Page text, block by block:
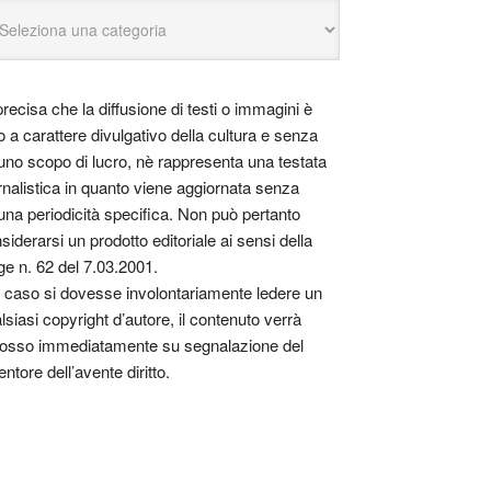
che la diffusione di testi o immagini è
a carattere divulgativo della cultura e senza
scopo di lucro, nè rappresenta una testata
in quanto viene aggiornata senza
periodicità specifica. Non può pertanto
un prodotto editoriale ai sensi della
n. 62 del 7.03.2001.
caso si dovesse involontariamente ledere un
copyright d’autore, il contenuto verrà
immediatamente su segnalazione del
dell’avente diritto.